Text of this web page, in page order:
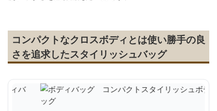
コンパクトなクロスボディとは使い勝手の良
さを追求したスタイリッシュバッグ